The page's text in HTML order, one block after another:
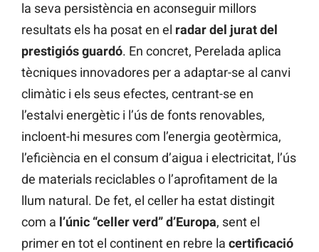
la seva persistència en aconseguir millors
resultats els ha posat en el radar del jurat del
prestigiós guardó. En concret, Perelada aplica
tècniques innovadores per a adaptar-se al canvi
climàtic i els seus efectes, centrant-se en
l’estalvi energètic i l’ús de fonts renovables,
incloent-hi mesures com l’energia geotèrmica,
l’eficiència en el consum d’aigua i electricitat, l’ús
de materials reciclables o l’aprofitament de la
llum natural. De fet, el celler ha estat distingit
com a l’únic “celler verd” d’Europa, sent el
primer en tot el continent en rebre la certificació